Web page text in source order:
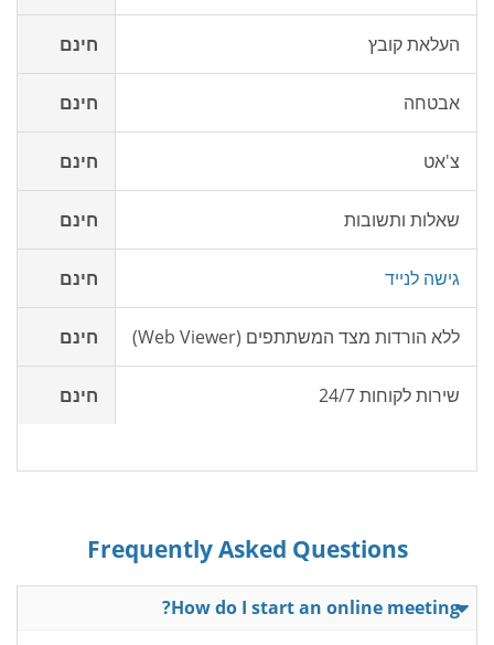
העלאת קובץ חינם
אבטחה חינם
צ'אט חינם
שאלות ותשובות חינם
גישה לנייד חינם
ללא הורדות מצד המשתתפים (Web Viewer) חינם
שירות לקוחות 24/7 חינם
Frequently Asked Questions
How do I start an online meeting?